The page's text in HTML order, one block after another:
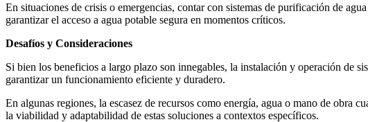
En situaciones de crisis o emergencias, contar con sistemas de purificación de
garantizar el acceso a agua potable segura en momentos críticos.
Desafíos y Consideraciones
Si bien los beneficios a largo plazo son innegables, la instalación y operación de
garantizar un funcionamiento eficiente y duradero.
En algunas regiones, la escasez de recursos como energía, agua o mano de
la viabilidad y adaptabilidad de estas soluciones a contextos específicos.